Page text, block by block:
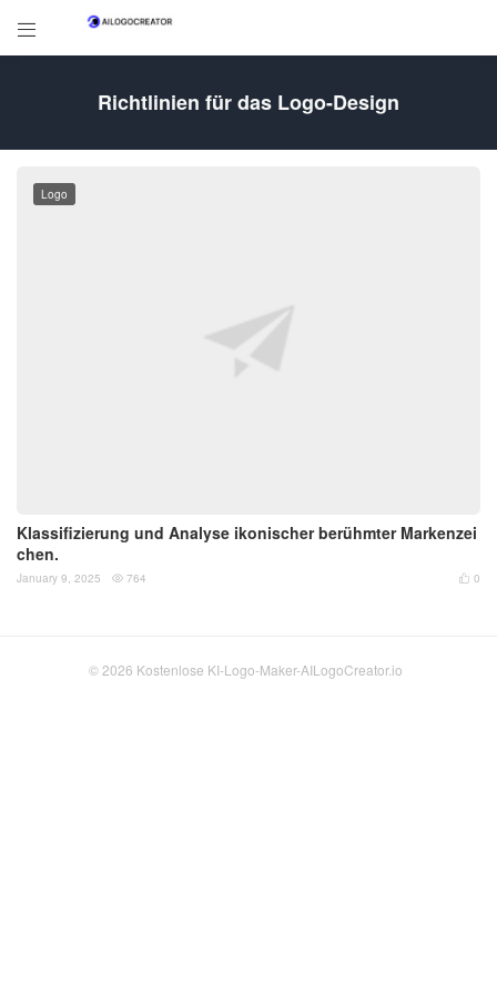

Richtlinien für das Logo-Design
Klassifizierung und Analyse ikonischer berühmter Markenzei
chen.
Logo
 0
January 9, 2025  764
© 2026 Kostenlose KI-Logo-Maker-AILogoCreator.io